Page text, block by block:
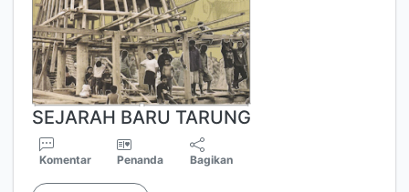
SEJARAH BARU TARUNG
Komentar Penanda Bagikan